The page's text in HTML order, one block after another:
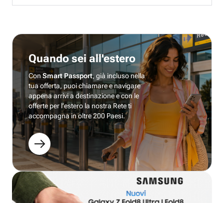
Quando sei all'estero
ConSmart Passport, già incluso nella
tua offerta, puoi chiamare e navigare
appena arrivi a destinazione e con le
offerte per l’estero la nostra Rete ti
accompagna in oltre 200 Paesi.